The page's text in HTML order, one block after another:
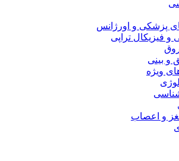
پزشکی و اورژانس
و فیزیکال تراپی
و بینی
ویژه
و اعصاب